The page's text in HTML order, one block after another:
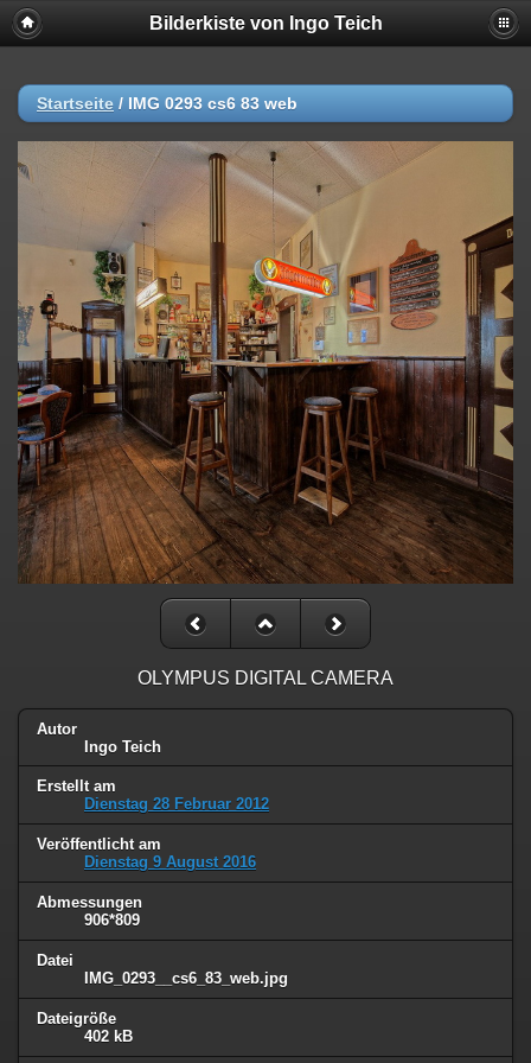
Bilderkiste von Ingo Teich
Startseite / IMG 0293 cs6 83 web
OLYMPUS DIGITAL CAMERA
Autor
Ingo Teich
Erstellt am
Dienstag 28 Februar 2012
Veröffentlicht am
Dienstag 9 August 2016
Abmessungen
906*809
Datei
IMG_0293__cs6_83_web.jpg
Dateigröße
402 kB